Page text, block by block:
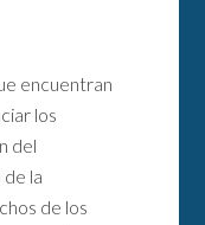
encuentran
los
del
la
de los